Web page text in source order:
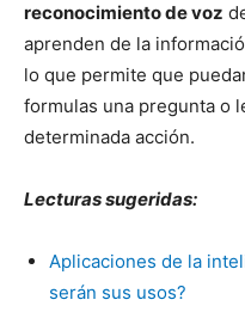
reconocimiento de voz
aprenden de la
lo que permite que
formulas una pregunta o
determinada acción.
Lecturas sugeridas:
Aplicaciones de la
serán sus usos?